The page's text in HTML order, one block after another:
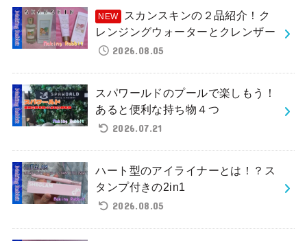
スカンスキンの２品紹介！ク
レンジングウォーターとクレンザー
2026.08.05
スパワールドのプールで楽しもう！
あると便利な持ち物４つ
2026.07.21
ハート型のアイライナーとは！？ス
タンプ付きの2in1
2026.08.05